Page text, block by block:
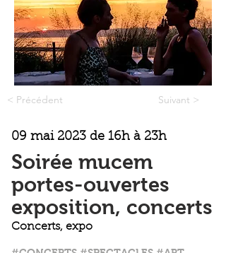
< Précédent Suivant >
09 mai 2023 de 16h à 23h
Soirée mucem
portes-ouvertes
exposition, concerts
Concerts, expo